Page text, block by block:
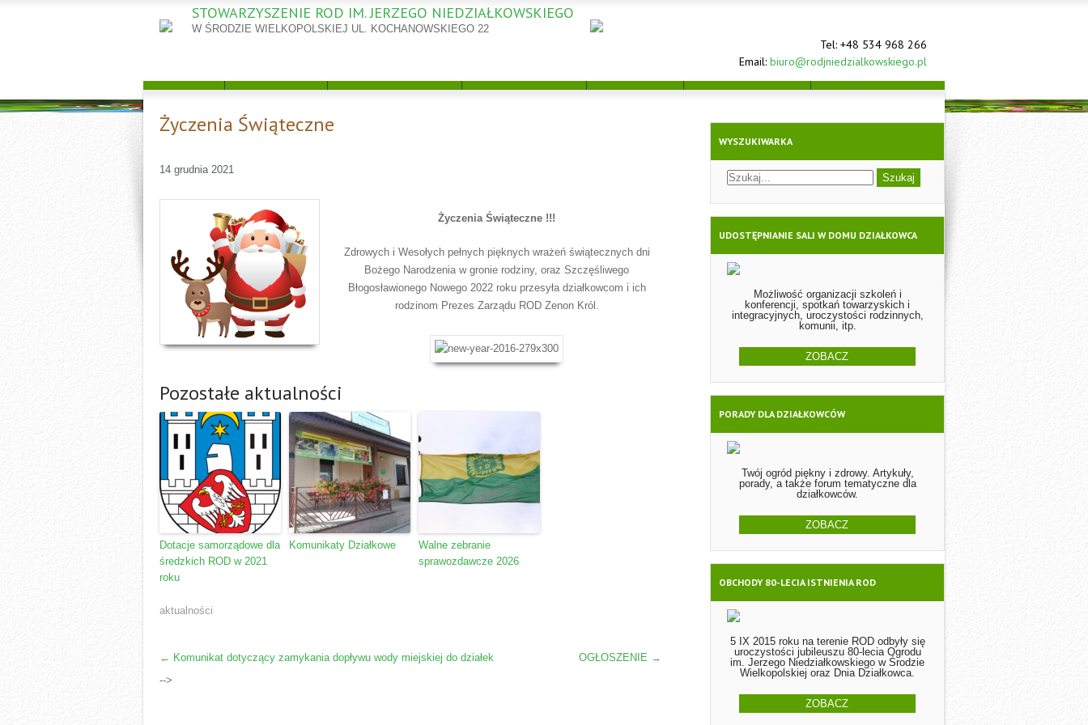
STOWARZYSZENIE ROD IM. JERZEGO NIEDZIAŁKOWSKIEGO
W ŚRODZIE WIELKOPOLSKIEJ UL. KOCHANOWSKIEGO 22
Tel: +48 534 968 266
Email: biuro@rodjniedzialkowskiego.pl
POZNAJ HISTORIE POWSTANIA ORAZ DZIAŁALNOŚCI RODZINNYCH
OGRODÓW DZIAŁKOWYCH NA UL. KOCHANOWSKIEGO.
Życzenia Świąteczne
14 grudnia 2021
Życzenia Świąteczne !!!
Zdrowych i Wesołych pełnych pięknych wrażeń świątecznych dni
Bożego Narodzenia w gronie rodziny, oraz Szczęśliwego
Błogosławionego Nowego 2022 roku przesyła działkowcom i ich
rodzinom Prezes Zarządu ROD Zenon Król.
Pozostałe aktualności
Dotacje samorządowe dla
średzkich ROD w 2021
roku
Komunikaty Działkowe
Walne zebranie
sprawozdawcze 2026
aktualności
POST
NAVIGATION
← Komunikat dotyczący zamykania dopływu wody miejskiej do działek OGŁOSZENIE →
-->
WYSZUKIWARKA
UDOSTĘPNIANIE SALI W DOMU DZIAŁKOWCA
Możliwość organizacji szkoleń i
konferencji, spotkań towarzyskich i
integracyjnych, uroczystości rodzinnych,
komunii, itp.
ZOBACZ
PORADY DLA DZIAŁKOWCÓW
Twój ogród piękny i zdrowy. Artykuły,
porady, a także forum tematyczne dla
działkowców.
ZOBACZ
OBCHODY 80-LECIA ISTNIENIA ROD
5 IX 2015 roku na terenie ROD odbyły się
uroczystości jubileuszu 80-lecia Ogrodu
im. Jerzego Niedziałkowskiego w Środzie
Wielkopolskiej oraz Dnia Działkowca.
ZOBACZ